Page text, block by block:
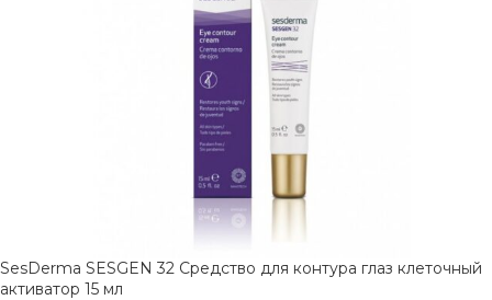
SesDerma SESGEN 32 Средство для контура глаз клеточный
активатор 15 мл